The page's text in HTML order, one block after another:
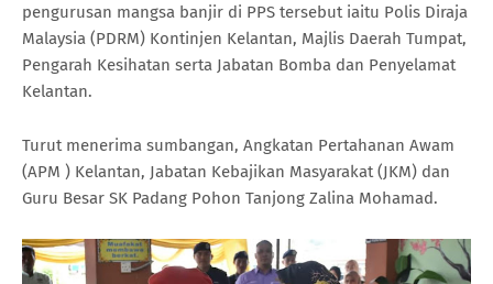
pengurusan mangsa banjir di PPS tersebut iaitu Polis Diraja
Malaysia (PDRM) Kontinjen Kelantan, Majlis Daerah Tumpat,
Pengarah Kesihatan serta Jabatan Bomba dan Penyelamat
Kelantan.
Turut menerima sumbangan, Angkatan Pertahanan Awam
(APM ) Kelantan, Jabatan Kebajikan Masyarakat (JKM) dan
Guru Besar SK Padang Pohon Tanjong Zalina Mohamad.